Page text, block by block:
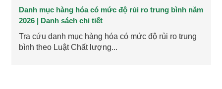
Danh mục hàng hóa có mức độ rủi ro trung bình năm
2026 | Danh sách chi tiết
Tra cứu danh mục hàng hóa có mức độ rủi ro trung
bình theo Luật Chất lượng...